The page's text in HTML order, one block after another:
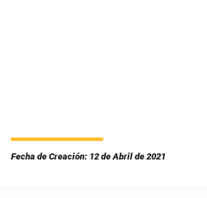
Fecha de Creación: 12 de Abril de 2021